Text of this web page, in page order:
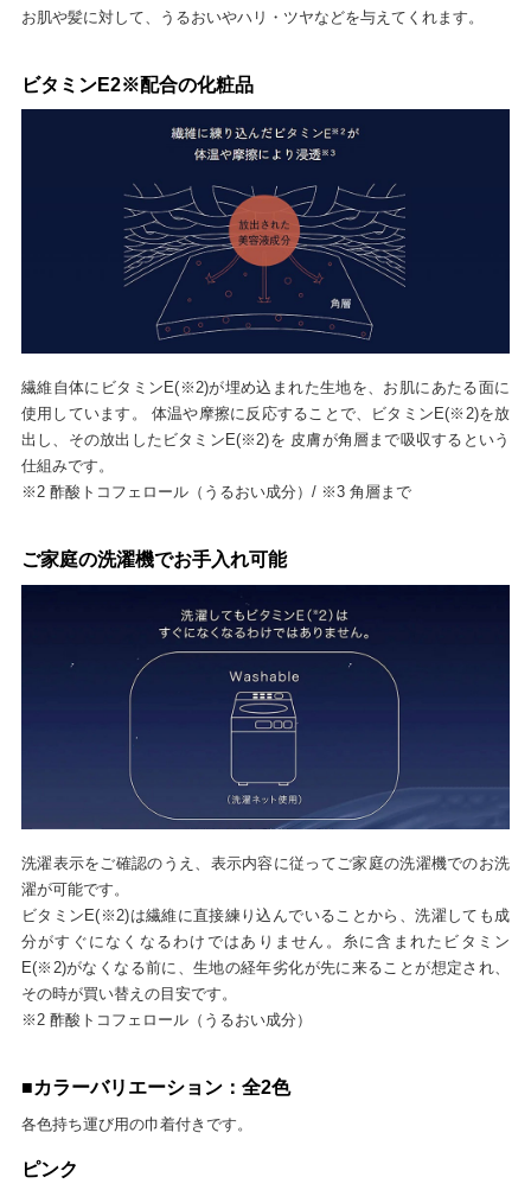
お肌や髪に対して、うるおいやハリ・ツヤなどを与えてくれます。
ビタミンE2※配合の化粧品
繊維自体にビタミンE(※2)が埋め込まれた生地を、お肌にあたる面に
使用しています。 体温や摩擦に反応することで、ビタミンE(※2)を放
出し、その放出したビタミンE(※2)を 皮膚が角層まで吸収するという
仕組みです。
※2 酢酸トコフェロール（うるおい成分）/ ※3 角層まで
ご家庭の洗濯機でお手入れ可能
洗濯表示をご確認のうえ、表示内容に従ってご家庭の洗濯機でのお洗
濯が可能です。
ビタミンE(※2)は繊維に直接練り込んでいることから、洗濯しても成
分がすぐになくなるわけではありません。糸に含まれたビタミン
E(※2)がなくなる前に、生地の経年劣化が先に来ることが想定され、
その時が買い替えの目安です。
※2 酢酸トコフェロール（うるおい成分）
■カラーバリエーション：全2色
各色持ち運び用の巾着付きです。
ピンク